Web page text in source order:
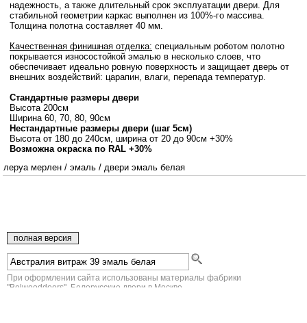
надежность, а также длительный срок эксплуатации двери. Для
стабильной геометрии каркас выполнен из 100%-го массива.
Толщина полотна составляет 40 мм.
Качественная финишная отделка: специальным роботом полотно
покрывается износостойкой эмалью в несколько слоев, что
обеспечивает идеально ровную поверхность и защищает дверь от
внешних воздействий: царапин, влаги, перепада температур.
Стандартные размеры двери
Высота 200см
Ширина 60, 70, 80, 90см
Нестандартные размеры двери (шаг 5см)
Высота от 180 до 240см, ширина от 20 до 90см +30%
Возможна окраска по RAL +30%
леруа мерлен / эмаль / двери эмаль белая
При оформлении сайта использованы материалы фабрики
"Belwooddoors". Белорусские двери в Москве.